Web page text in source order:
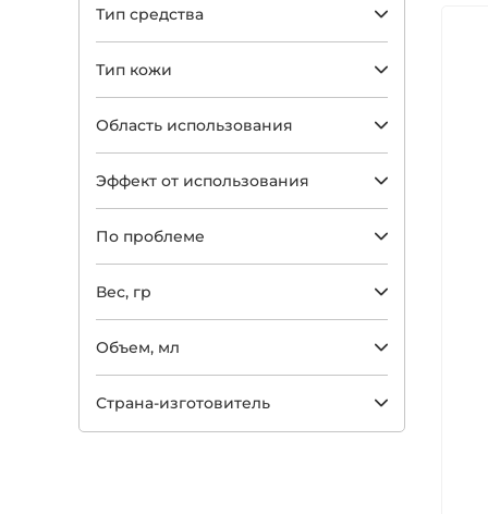
Тип средства
Тип кожи
Область использования
Эффект от использования
По проблеме
Вес, гр
Объем, мл
Страна-изготовитель